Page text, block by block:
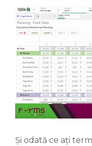
Și odată ce ați